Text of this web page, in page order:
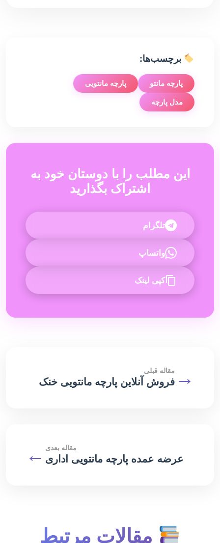
برچسب‌ها:
پارچه مانتو پارچه مانتویی
مدل پارچه
این مطلب را با دوستان خود به
اشتراک بگذارید
تلگرام
واتساپ
کپی لینک
→ مقاله قبلی
فروش آنلاین پارچه مانتویی خنک
مقاله بعدی
عرضه عمده پارچه مانتویی اداری ←
مقالات مرتبط